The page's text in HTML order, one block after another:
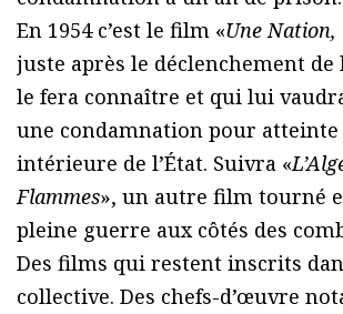
En 1954 c’est le film «Une Nation,
juste après le déclenchement
le fera connaître et qui lui
une condamnation pour atteinte
intérieure de l’État. Suivra «
Flammes», un autre film tourné
pleine guerre aux côtés des
Des films qui restent inscrits
collective. Des chefs-d’œuvre